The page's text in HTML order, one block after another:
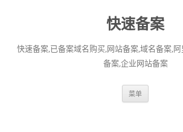
快速备案
快速备案,已备案域名购买,网站备案,域名备案,
备案,企业网站备案
菜单